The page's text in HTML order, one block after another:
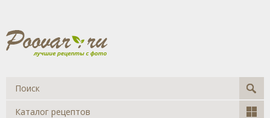
Каталог рецептов